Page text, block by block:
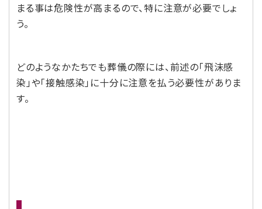
まる事は危険性が高まるので、特に注意が必要でしょ
う。
どのようなかたちでも葬儀の際には、前述の「飛沫感
染」や「接触感染」に十分に注意を払う必要性がありま
す。